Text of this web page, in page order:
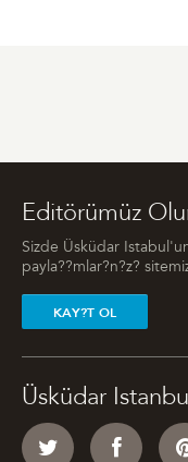
Editörümüz
Sizde Üsküdar
payla??mlar?n?z?
KAY?T OL
Üsküdar